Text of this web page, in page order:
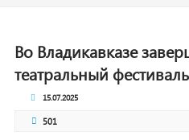
Во Владикавказе
театральный фестиваль
15.07.2025
501